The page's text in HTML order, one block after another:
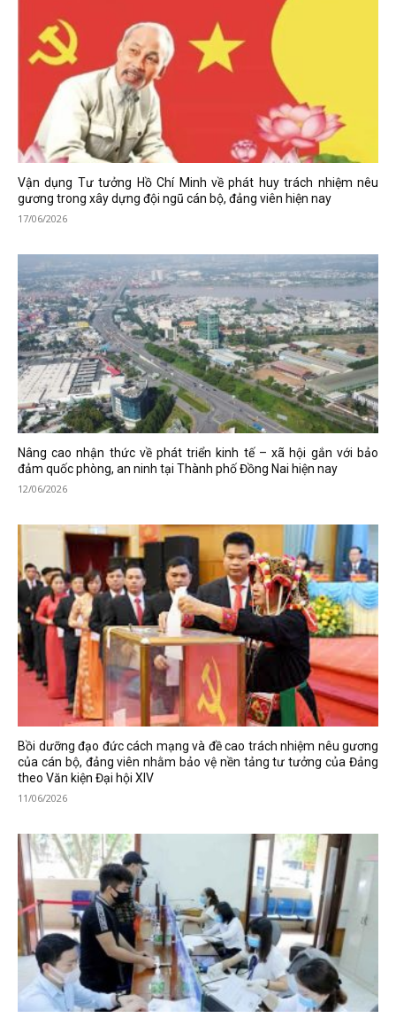
Vận dụng Tư tưởng Hồ Chí Minh về phát huy trách nhiệm nêu
gương trong xây dựng đội ngũ cán bộ, đảng viên hiện nay
17/06/2026
Nâng cao nhận thức về phát triển kinh tế – xã hội gắn với bảo
đảm quốc phòng, an ninh tại Thành phố Đồng Nai hiện nay
12/06/2026
Bồi dưỡng đạo đức cách mạng và đề cao trách nhiệm nêu gương
của cán bộ, đảng viên nhằm bảo vệ nền tảng tư tưởng của Đảng
theo Văn kiện Đại hội XIV
11/06/2026